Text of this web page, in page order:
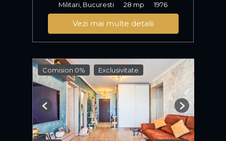
Militari, Bucuresti
28 mp 1976
Vezi mai multe detalii
Comision 0% Exclusivitate
Previous Next